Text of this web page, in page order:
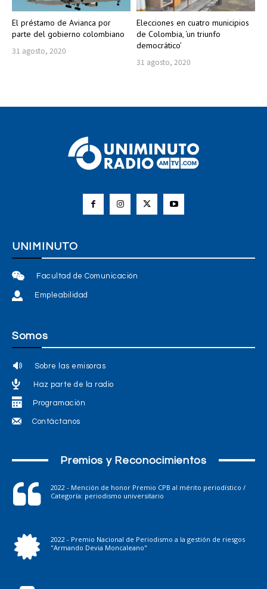
El préstamo de Avianca por
parte del gobierno colombiano
31 agosto, 2020
Elecciones en cuatro municipios
de Colombia, ‘un triunfo
democrático’
31 agosto, 2020
UNIMINUTO
Facultad de Comunicación
Empleabilidad
Somos
Sobre las emisoras
Haz parte de la radio
Programación
Contáctanos
Premios y Reconocimientos
2022 - Mención de honor Premio CPB al mérito periodístico /
Categoría: periodismo universitario
2022 - Premio Nacional de Periodismo a la gestión de riesgos
"Armando Devia Moncaleano"